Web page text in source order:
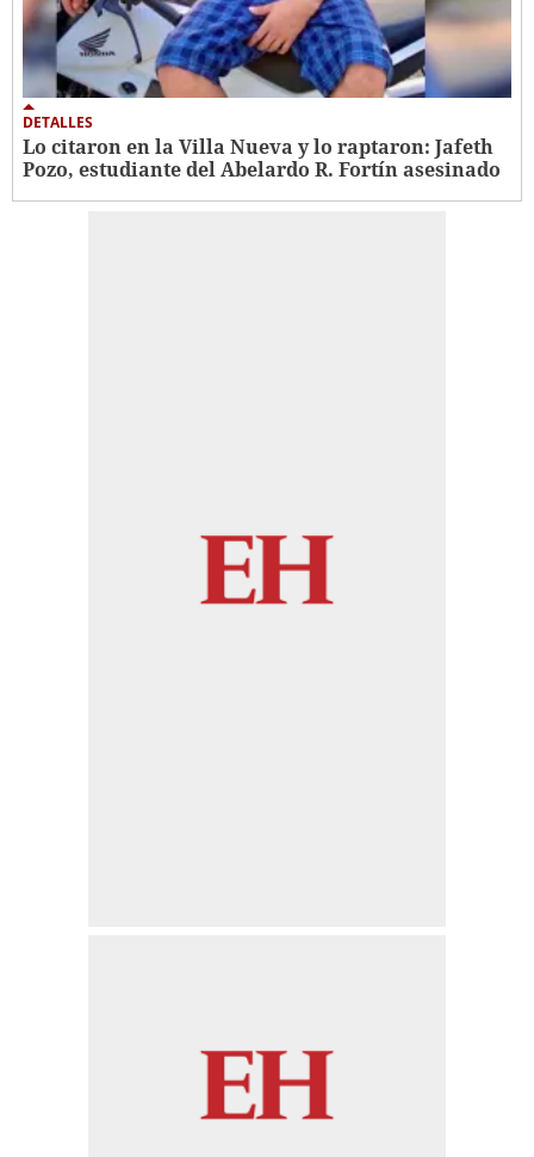
DETALLES
Lo citaron en la Villa Nueva y lo raptaron: Jafeth
Pozo, estudiante del Abelardo R. Fortín asesinado